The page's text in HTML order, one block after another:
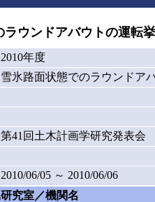
ウンドアバウトの運転
2010年度
雪氷路面状態でのラウンドア
第41回土木計画学研究発表会
2010/06/05 ～ 2010/06/06
究室／機関名